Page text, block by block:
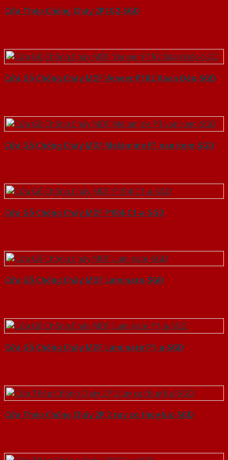
Cửa Thép Chống Cháy 2P1G2-SGD
Cửa Gỗ Chống Cháy MDF Veneer P1R2 Xoan Đào-SGD
Cửa Gỗ Chống Cháy MDF Melamine P1 van kem-SGD
Cửa Gỗ Chống Cháy MDF P1R4-C1-a-SGD
Cửa Gỗ Chống Cháy MDF Laminate-SGD
Cửa Gỗ Chống Cháy MDF Laminate P1-a-SGD
Cửa Thép Chống Cháy 2P 2 tay co thuy luc-SGD